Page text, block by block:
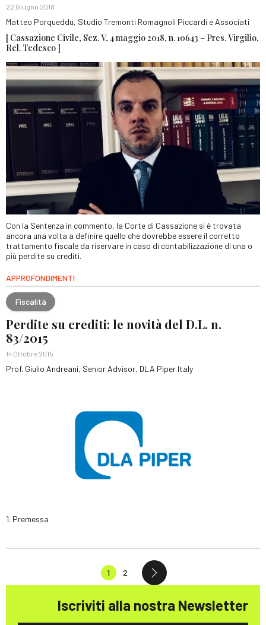
22 Giugno 2018
Matteo Porqueddu, Studio Tremonti Romagnoli Piccardi e Associati
[ Cassazione Civile, Sez. V, 4 maggio 2018, n. 10643 – Pres. Virgilio,
Rel. Tedesco ]
Con la Sentenza in commento, la Corte di Cassazione si è trovata
ancora una volta a definire quello che dovrebbe essere il corretto
trattamento fiscale da riservare in caso di contabilizzazione di una o
più perdite su crediti.
APPROFONDIMENTI
Fiscalità
Perdite su crediti: le novità del D.L. n.
83/2015
14 Ottobre 2015
Prof. Giulio Andreani, Senior Advisor, DLA Piper Italy
1. Premessa
1 2
Iscriviti alla nostra Newsletter